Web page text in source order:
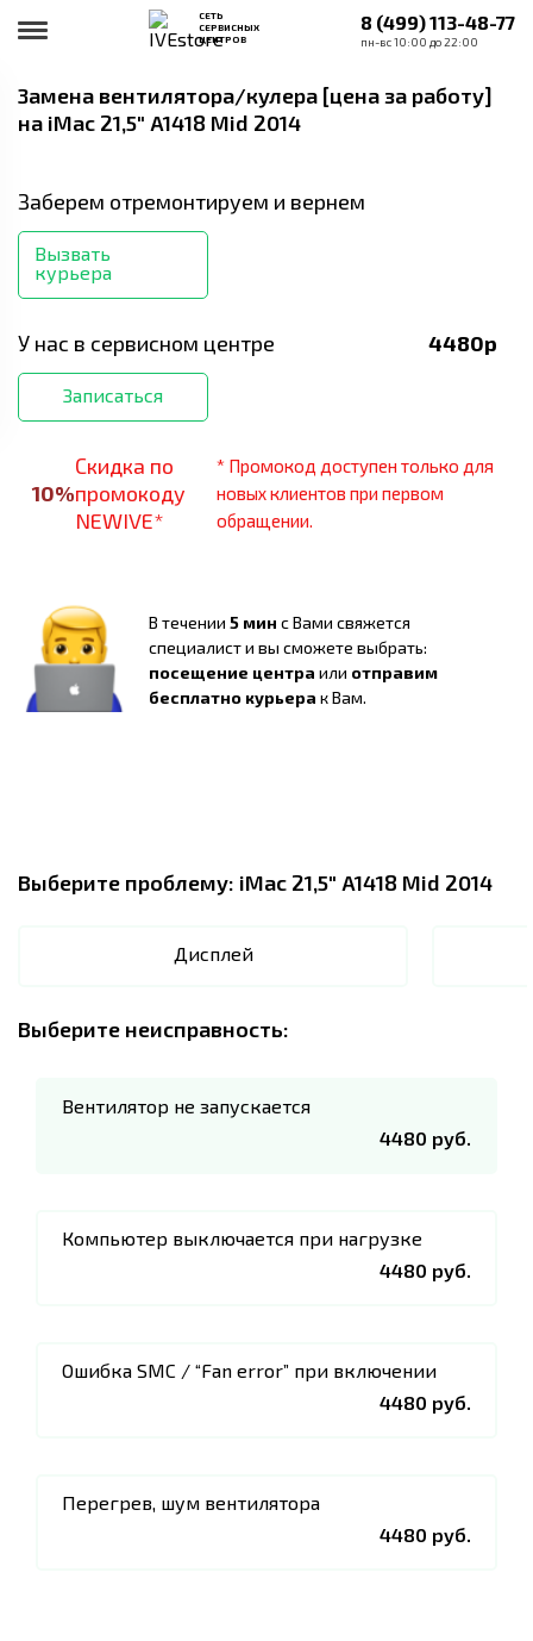
СЕТЬ
СЕРВИСНЫХ
ЦЕНТРОВ
8 (499) 113-48-77
пн-вс 10:00 до 22:00
Замена вентилятора/кулера [цена за работу]
на iMac 21,5" A1418 Mid 2014
Заберем отремонтируем и вернем
Вызвать
курьера
У нас в сервисном центре 4480р
Записаться
10%
Скидка по
промокоду
NEWIVE*
* Промокод доступен только для
новых клиентов при первом
обращении.
В течении 5 мин с Вами свяжется
специалист и вы сможете выбрать:
посещение центра или отправим
бесплатно курьера к Вам.
Выберите проблему: iMac 21,5" A1418 Mid 2014
Дисплей
Выберите неисправность:
Вентилятор не запускается
4480 руб.
Компьютер выключается при нагрузке
4480 руб.
Ошибка SMC / “Fan error” при включении
4480 руб.
Перегрев, шум вентилятора
4480 руб.